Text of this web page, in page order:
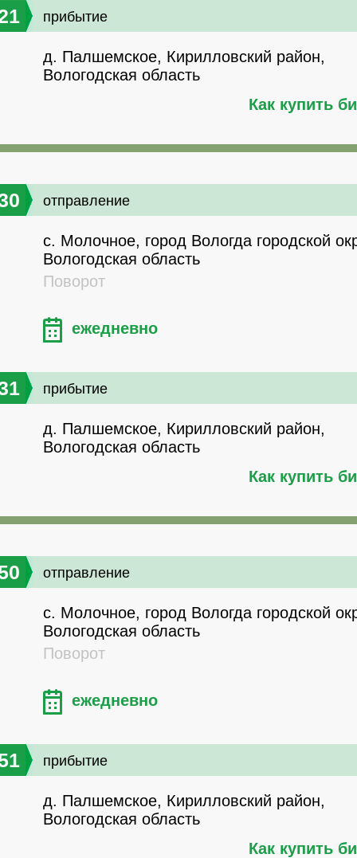
прибытие
д. Палшемское, Кирилловский район,
Вологодская область
Как купить
отправление
с. Молочное, город Вологда городской
Вологодская область
Поворот
ежедневно
прибытие
д. Палшемское, Кирилловский район,
Вологодская область
Как купить
отправление
с. Молочное, город Вологда городской
Вологодская область
Поворот
ежедневно
прибытие
д. Палшемское, Кирилловский район,
Вологодская область
Как купить